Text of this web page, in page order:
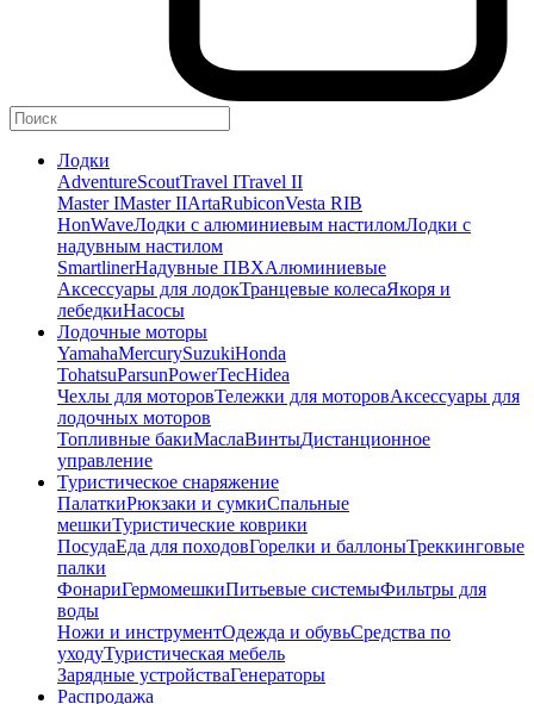
Лодки
AdventureScoutTravel ITravel II
Master IMaster IIArtaRubiconVesta RIB
HonWaveЛодки с алюминиевым настиломЛодки с
надувным настилом
SmartlinerНадувные ПВХАлюминиевые
Аксессуары для лодокТранцевые колесаЯкоря и
лебедкиНасосы
Лодочные моторы
YamahaMercurySuzukiHonda
TohatsuParsunPowerTecHidea
Чехлы для моторовТележки для моторовАксессуары для
лодочных моторов
Топливные бакиМаслаВинтыДистанционное
управление
Туристическое снаряжение
ПалаткиРюкзаки и сумкиСпальные
мешкиТуристические коврики
ПосудаЕда для походовГорелки и баллоныТреккинговые
палки
ФонариГермомешкиПитьевые системыФильтры для
воды
Ножи и инструментОдежда и обувьСредства по
уходуТуристическая мебель
Зарядные устройстваГенераторы
Распродажа